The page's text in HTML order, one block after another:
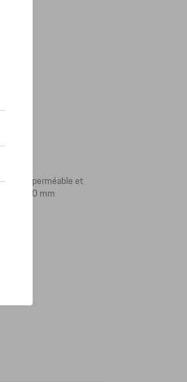
est imperméable et
x 600 mm